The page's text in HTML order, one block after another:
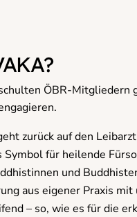
ÖBR-Mitgliedern
zurück auf den
Symbol für heilende
und
aus eigener Praxis
– so, wie es für die